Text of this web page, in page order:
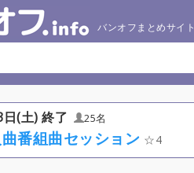
バンオフまとめサイト
(土) 終了 25名
番組曲セッション 4